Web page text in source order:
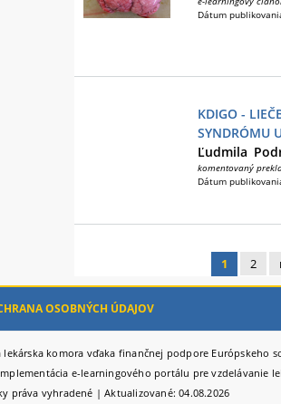
Dátum
KDIGO -
SYNDRÓMU
Ľudmila
komentovaný
Dátum
Stránky
1 2
OSOBNÝCH ÚDAJOV
komora vďaka finančnej podpore Európskeho
e-learningového portálu pre vzdelávanie
práva vyhradené | Aktualizované: 04.08.2026